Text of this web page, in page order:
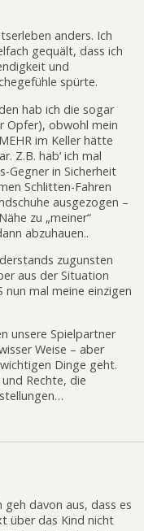
anders. Ich
gequält, dass ich
und
spürte.
hab ich die sogar
Opfer), obwohl mein
im Keller hätte
Z.B. hab‘ ich mal
Gegner in Sicherheit
Schlitten-Fahren
ausgezogen –
zu „meiner“
abzuhauen..
zugunsten
aus der Situation
nun mal meine einzigen
unsere Spielpartner
Weise – aber
Dinge geht.
Rechte, die
davon aus, dass es
über das Kind nicht